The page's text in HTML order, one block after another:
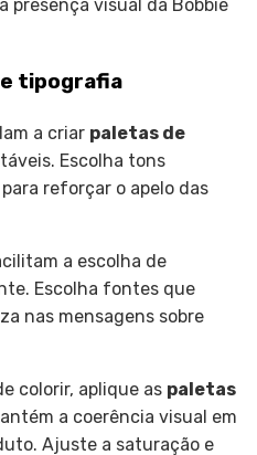
presença visual da Bobbie
tipografia
a criar paletas de
Escolha tons
reforçar o apelo das
a escolha de
Escolha fontes que
nas mensagens sobre
colorir, aplique as paletas
a coerência visual em
Ajuste a saturação e